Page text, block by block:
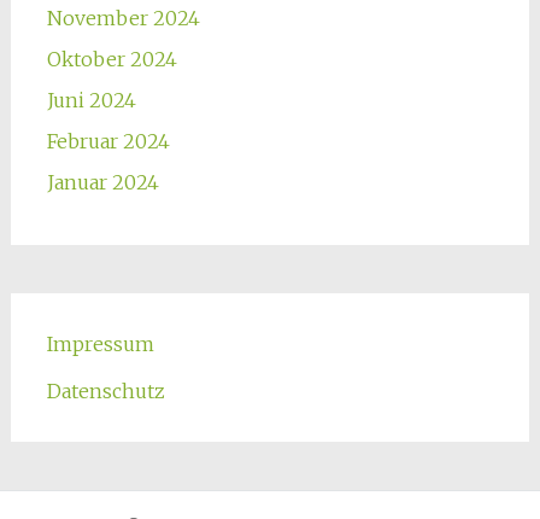
November 2024
Oktober 2024
Juni 2024
Februar 2024
Januar 2024
Impressum
Datenschutz